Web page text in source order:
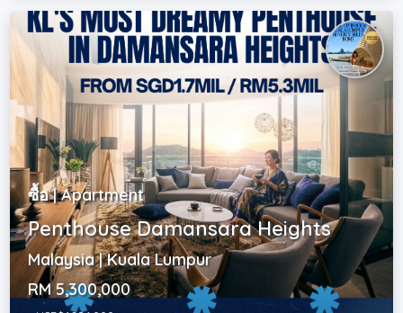
ซื้อ | Apartment
Penthouse Damansara Heights
Malaysia | Kuala Lumpur
RM 5,300,000